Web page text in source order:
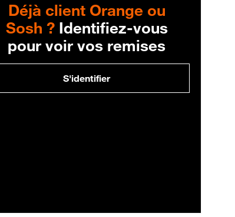
Déjà client Orange ou
Sosh ?Identifiez-vous
pour voir vos remises
S'identifier